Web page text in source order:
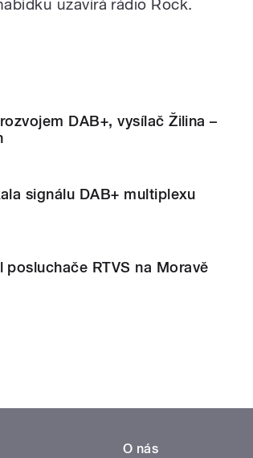
uzavírá rádio Rock.
DAB+, vysílač Žilina –
signálu DAB+ multiplexu
RTVS na Moravě
O nás